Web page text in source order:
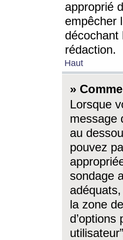
approprié
empêcher
décochant
rédaction.
Haut
»
Lorsque
message
au
pouvez
sondage
la zone